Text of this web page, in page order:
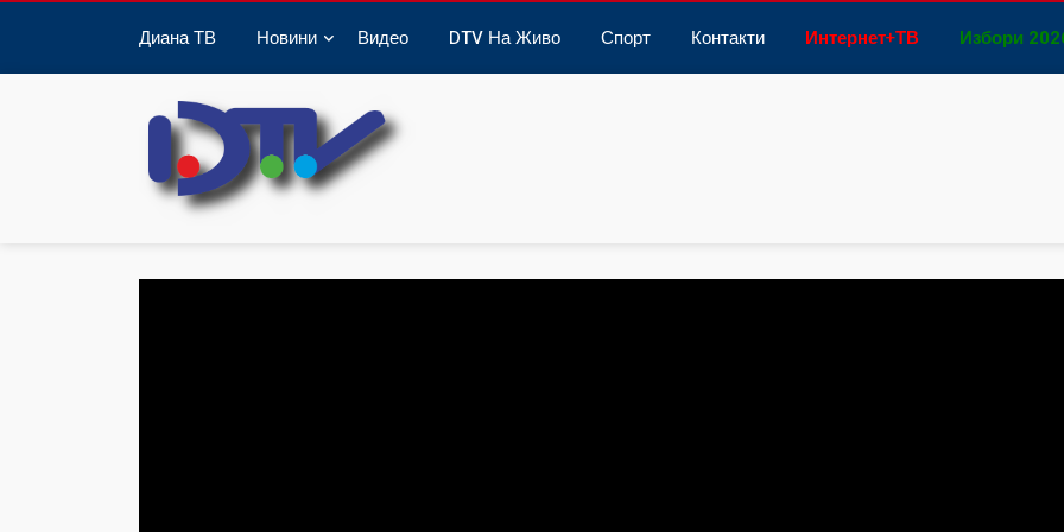
Диана ТВ Новини Видео DTV На Живо Спорт Контакти Интернет+ТВ Избори